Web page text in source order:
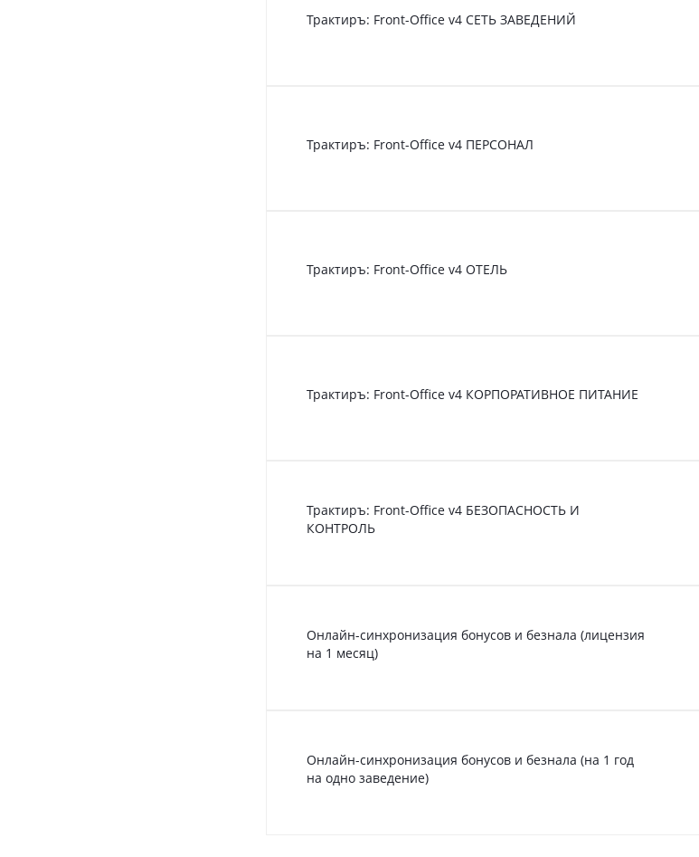
Трактиръ: Front-Office v4 СЕТЬ ЗАВЕДЕНИЙ
Трактиръ: Front-Office v4 ПЕРСОНАЛ
Трактиръ: Front-Office v4 ОТЕЛЬ
Трактиръ: Front-Office v4 КОРПОРАТИВНОЕ ПИТАНИЕ
Трактиръ: Front-Office v4 БЕЗОПАСНОСТЬ И
КОНТРОЛЬ
Онлайн-синхронизация бонусов и безнала (лицензия
на 1 месяц)
Онлайн-синхронизация бонусов и безнала (на 1 год
на одно заведение)